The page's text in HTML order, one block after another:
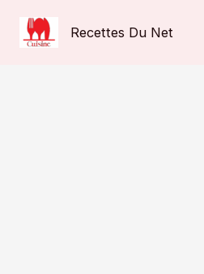
contenu
Recettes Du Net